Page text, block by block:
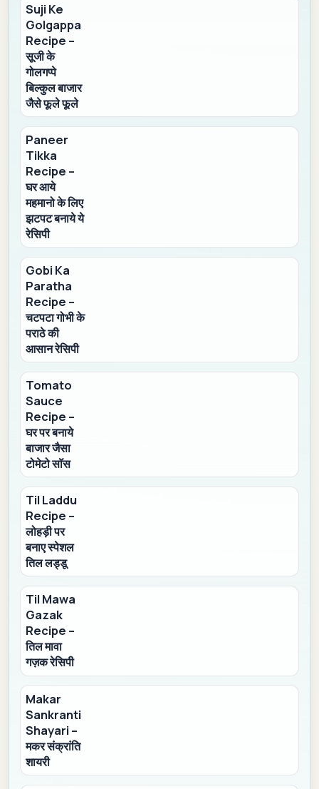
Suji Ke
Golgappa
Recipe –
सूजी के
गोलगप्पे
बिल्कुल बाजार
जैसे फूले फूले
Paneer
Tikka
Recipe –
घर आये
महमानो के लिए
झटपट बनाये ये
रेसिपी
Gobi Ka
Paratha
Recipe –
चटपटा गोभी के
पराठे की
आसान रेसिपी
Tomato
Sauce
Recipe –
घर पर बनाये
बाजार जैसा
टोमेटो सॉस
Til Laddu
Recipe –
लोहड़ी पर
बनाए स्पेशल
तिल लड्डू
Til Mawa
Gazak
Recipe –
तिल मावा
गज़क रेसिपी
Makar
Sankranti
Shayari –
मकर संक्रांति
शायरी